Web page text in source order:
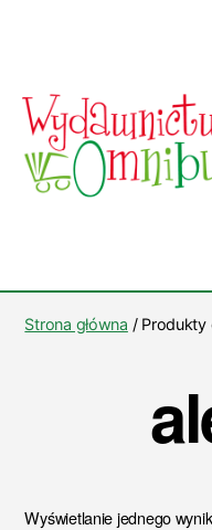
Omnibus
Strona główna / Produkty
Wyświetlanie jednego